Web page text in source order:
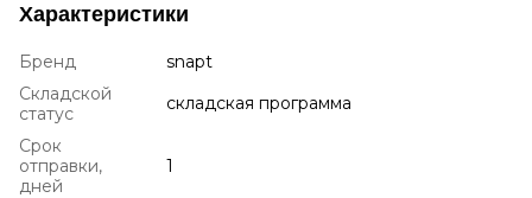
Характеристики
Бренд
snapt
Складской
статус
складская программа
Срок
отправки,
дней
1